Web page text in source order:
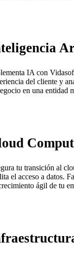
IA con
del cliente y
en una entidad
tu transición al
el acceso a datos.
ágil de tu